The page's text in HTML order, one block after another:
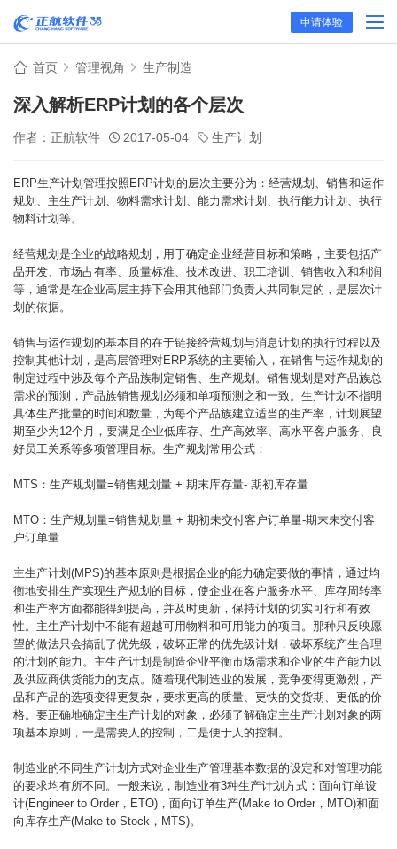
申请体验
首页 管理视角 生产制造
深入解析ERP计划的各个层次
作者：正航软件 2017-05-04 生产计划
ERP生产计划管理按照ERP计划的层次主要分为：经营规划、销售和运作
规划、主生产计划、物料需求计划、能力需求计划、执行能力计划、执行
物料计划等。
经营规划是企业的战略规划，用于确定企业经营目标和策略，主要包括产
品开发、市场占有率、质量标准、技术改进、职工培训、销售收入和利润
等，通常是在企业高层主持下会用其他部门负责人共同制定的，是层次计
划的依据。
销售与运作规划的基本目的在于链接经营规划与消息计划的执行过程以及
控制其他计划，是高层管理对ERP系统的主要输入，在销售与运作规划的
制定过程中涉及每个产品族制定销售、生产规划。销售规划是对产品族总
需求的预测，产品族销售规划必须和单项预测之和一致。生产计划不指明
具体生产批量的时间和数量，为每个产品族建立适当的生产率，计划展望
期至少为12个月，要满足企业低库存、生产高效率、高水平客户服务、良
好员工关系等多项管理目标。生产规划常用公式：
MTS：生产规划量=销售规划量 + 期末库存量- 期初库存量
MTO：生产规划量=销售规划量 + 期初未交付客户订单量-期末未交付客
户订单量
主生产计划(MPS)的基本原则是根据企业的能力确定要做的事情，通过均
衡地安排生产实现生产规划的目标，使企业在客户服务水平、库存周转率
和生产率方面都能得到提高，并及时更新，保持计划的切实可行和有效
性。主生产计划中不能有超越可用物料和可用能力的项目。那种只反映愿
望的做法只会搞乱了优先级，破坏正常的优先级计划，破坏系统产生合理
的计划的能力。主生产计划是制造企业平衡市场需求和企业的生产能力以
及供应商供货能力的支点。随着现代制造业的发展，竞争变得更激烈，产
品和产品的选项变得更复杂，要求更高的质量、更快的交货期、更低的价
格。要正确地确定主生产计划的对象，必须了解确定主生产计划对象的两
项基本原则，一是需要人的控制，二是便于人的控制。
制造业的不同生产计划方式对企业生产管理基本数据的设定和对管理功能
的要求均有所不同。一般来说，制造业有3种生产计划方式：面向订单设
计(Engineer to Order，ETO)，面向订单生产(Make to Order，MTO)和面
向库存生产(Make to Stock，MTS)。